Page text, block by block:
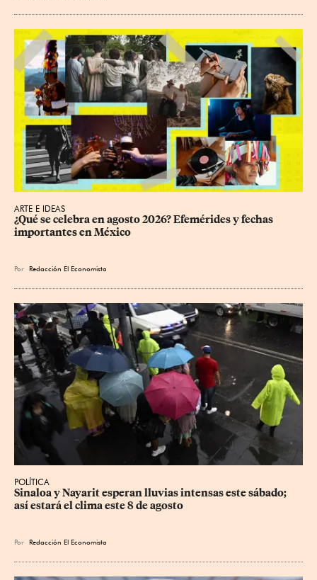
ARTE E IDEAS
¿Qué se celebra en agosto 2026? Efemérides y fechas
importantes en México
Por Redacción El Economista
POLÍTICA
Sinaloa y Nayarit esperan lluvias intensas este sábado;
así estará el clima este 8 de agosto
Por Redacción El Economista